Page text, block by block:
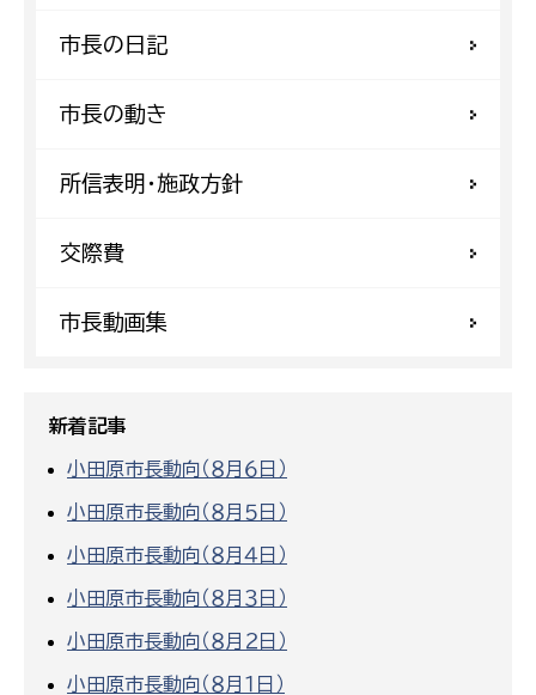
市長の日記
市長の動き
所信表明・施政方針
交際費
市長動画集
新着記事
小田原市長動向（８月６日）
小田原市長動向（８月５日）
小田原市長動向（８月４日）
小田原市長動向（８月３日）
小田原市長動向（８月２日）
小田原市長動向（８月１日）